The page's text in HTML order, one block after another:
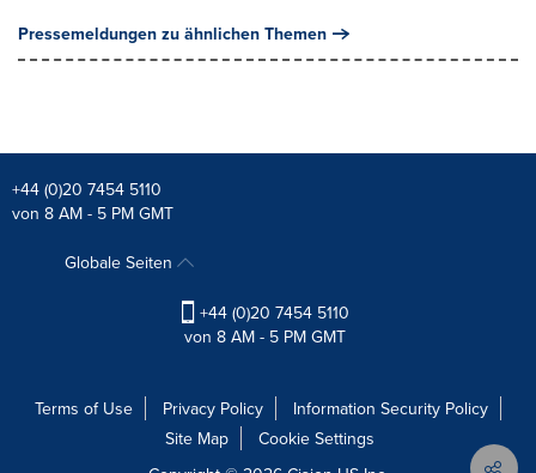
Pressemeldungen zu ähnlichen Themen
+44 (0)20 7454 5110
von 8 AM - 5 PM GMT
Globale Seiten
+44 (0)20 7454 5110
von 8 AM - 5 PM GMT
Terms of Use Privacy Policy
Information Security Policy
Site Map
Cookie Settings